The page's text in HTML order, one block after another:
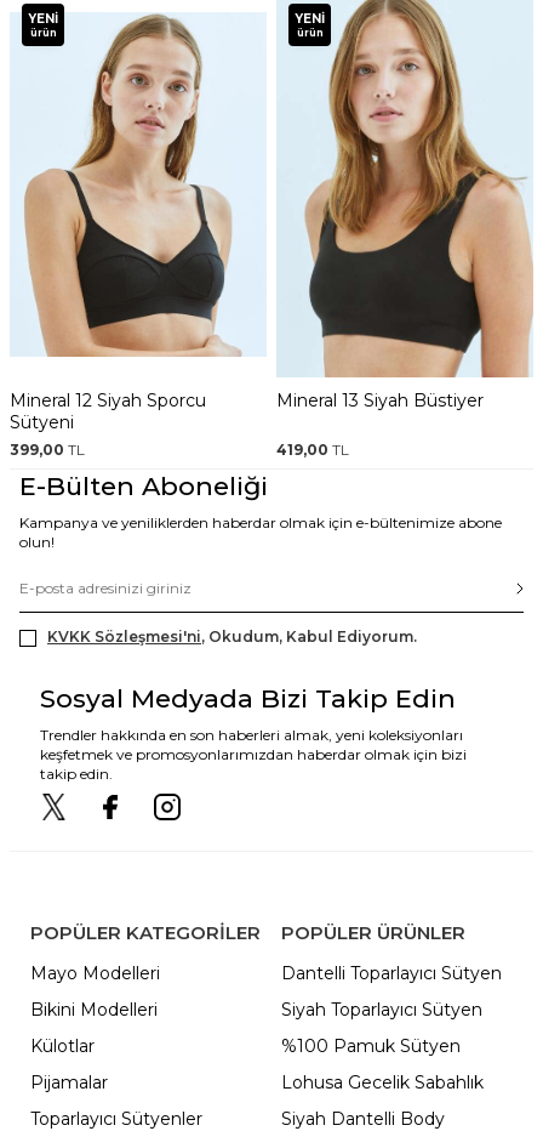
YENI
ürün
Mineral 12 Siyah Sporcu
Sütyeni
399,00 TL
YENI
ürün
Mineral 13 Siyah Büstiyer
419,00 TL
E-Bülten Aboneliği
Kampanya ve yeniliklerden haberdar olmak için e-bültenimize abone
olun!
KVKK Sözleşmesi'ni, Okudum, Kabul Ediyorum.
Sosyal Medyada Bizi Takip Edin
Trendler hakkında en son haberleri almak, yeni koleksiyonları
keşfetmek ve promosyonlarımızdan haberdar olmak için bizi
takip edin.
POPÜLER KATEGORILER
Mayo Modelleri
Bikini Modelleri
Külotlar
Pijamalar
Toparlayıcı Sütyenler
POPÜLER ÜRÜNLER
Dantelli Toparlayıcı Sütyen
Siyah Toparlayıcı Sütyen
%100 Pamuk Sütyen
Lohusa Gecelik Sabahlık
Siyah Dantelli Body